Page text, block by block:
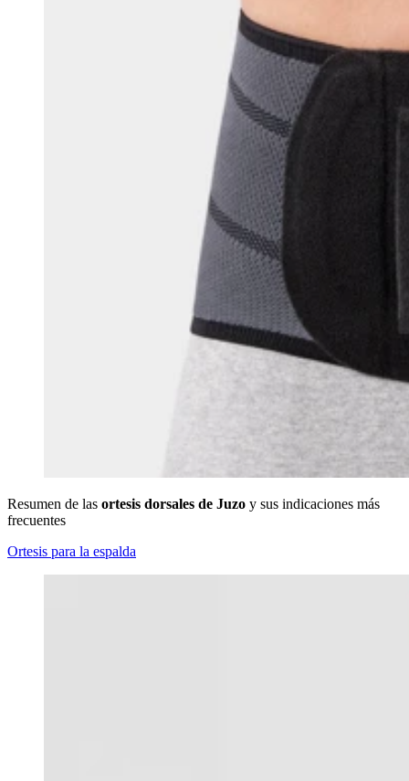
Resumen de las ortesis dorsales de Juzo y sus indicaciones más
frecuentes
Ortesis para la espalda